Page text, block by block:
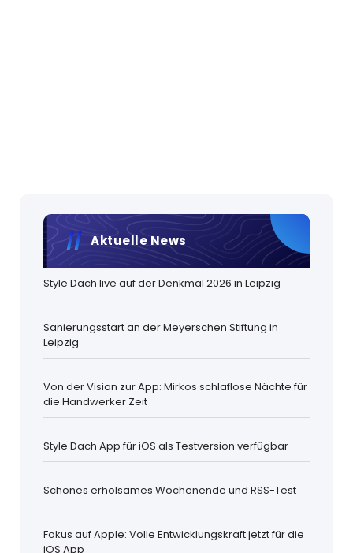
Aktuelle News
Style Dach live auf der Denkmal 2026 in Leipzig
Sanierungsstart an der Meyerschen Stiftung in
Leipzig
Von der Vision zur App: Mirkos schlaflose Nächte für
die Handwerker Zeit
Style Dach App für iOS als Testversion verfügbar
Schönes erholsames Wochenende und RSS-Test
Fokus auf Apple: Volle Entwicklungskraft jetzt für die
iOS App